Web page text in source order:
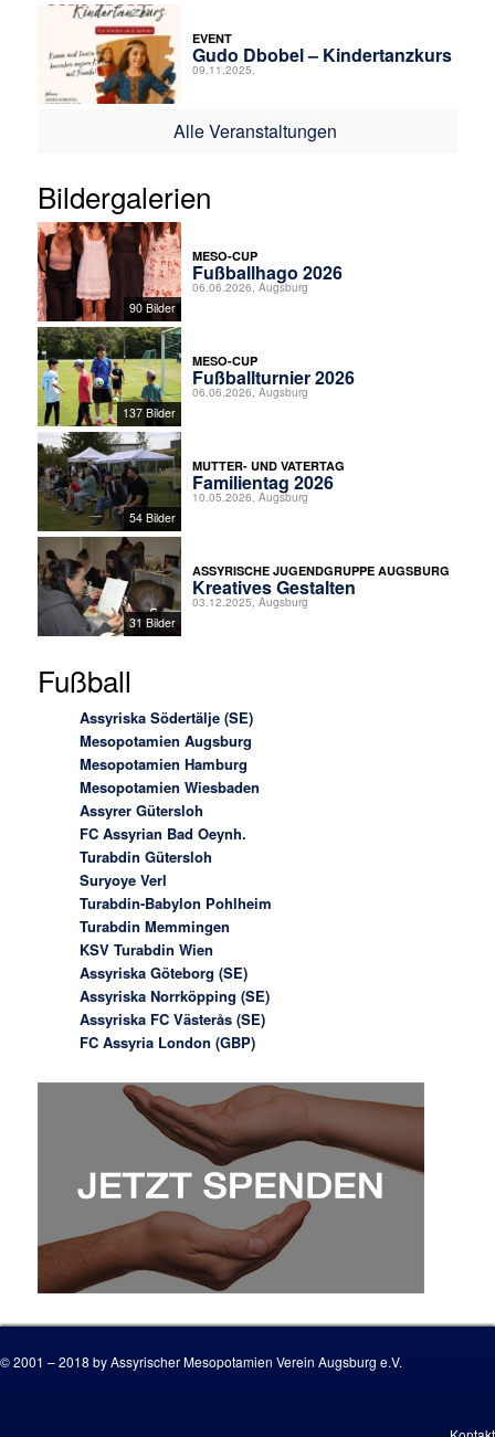
EVENT
Gudo Dbobel – Kindertanzkurs
09.11.2025,
Alle Veranstaltungen
Bildergalerien
90 Bilder
MESO-CUP
Fußballhago 2026
06.06.2026, Augsburg
137 Bilder
MESO-CUP
Fußballturnier 2026
06.06.2026, Augsburg
54 Bilder
MUTTER- UND VATERTAG
Familientag 2026
10.05.2026, Augsburg
31 Bilder
ASSYRISCHE JUGENDGRUPPE AUGSBURG
Kreatives Gestalten
03.12.2025, Augsburg
Fußball
Assyriska Södertälje (SE)
Mesopotamien Augsburg
Mesopotamien Hamburg
Mesopotamien Wiesbaden
Assyrer Gütersloh
FC Assyrian Bad Oeynh.
Turabdin Gütersloh
Suryoye Verl
Turabdin-Babylon Pohlheim
Turabdin Memmingen
KSV Turabdin Wien
Assyriska Göteborg (SE)
Assyriska Norrköpping (SE)
Assyriska FC Västerås (SE)
FC Assyria London (GBP)
© 2001 – 2018 by Assyrischer Mesopotamien Verein Augsburg e.V.